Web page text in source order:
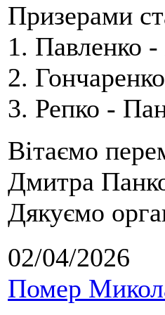
Призерами
1. Павленко
2.
3. Репко -
Вітаємо
Дмитра
Дякуємо
02/04/2026
Помер